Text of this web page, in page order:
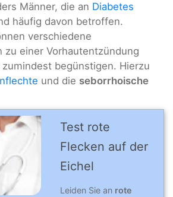
Männer, die an Diabetes
häufig davon betroffen.
verschiedene
zu einer Vorhautentzündung
begünstigen. Hierzu
und die seborrhoische
Test rote
Flecken auf der
Eichel
Leiden Sie an rote